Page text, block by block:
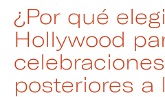
¿Por qué
Hollywood
posteriores a